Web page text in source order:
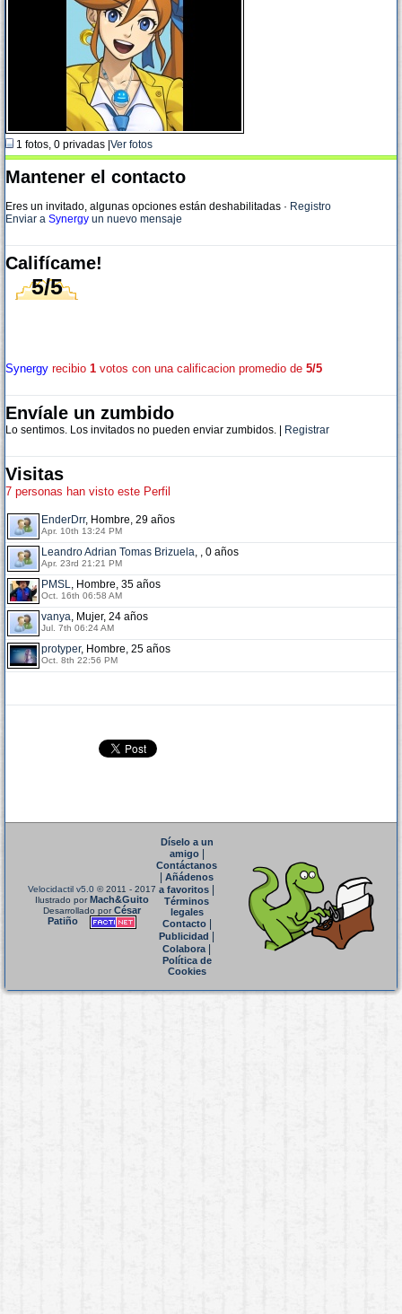
1 fotos, 0 privadas | Ver fotos
Mantener el contacto
Eres un invitado, algunas opciones están deshabilitadas · Registro
Enviar a Synergy un nuevo mensaje
Califícame!
5/5
Synergy recibio 1 votos con una calificacion promedio de 5/5
Envíale un zumbido
Lo sentimos. Los invitados no pueden enviar zumbidos. | Registrar
Visitas
7 personas han visto este Perfil
EnderDrr, Hombre, 29 años
Apr. 10th 13:24 PM
Leandro Adrian Tomas Brizuela, , 0 años
Apr. 23rd 21:21 PM
PMSL, Hombre, 35 años
Oct. 16th 06:58 AM
vanya, Mujer, 24 años
Jul. 7th 06:24 AM
protyper, Hombre, 25 años
Oct. 8th 22:56 PM
Velocidactil v5.0 © 2011 - 2017
Ilustrado porMach&Guito
Desarrollado porCésar
Patiño
Díselo a un
amigo|
Contáctanos
Añádenos
a favoritos
Términos
legales
Contacto|
Publicidad
Colabora|
Política de
Cookies